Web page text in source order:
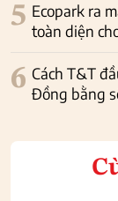
5 Ecopark ra
toàn diện
6 Cách T&T
Đồng bằng